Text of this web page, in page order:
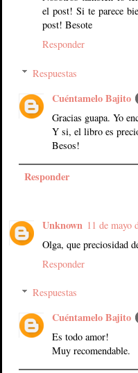
el post! Si te parece
post! Besote
Responder
Respuestas
Cuéntamelo Bajito
Gracias guapa. Yo
Y si, el libro es
Besos!
Responder
Unknown 11 de mayo
Olga, que preciosidad
Responder
Respuestas
Cuéntamelo Bajito
Es todo amor!
Muy recomendable.